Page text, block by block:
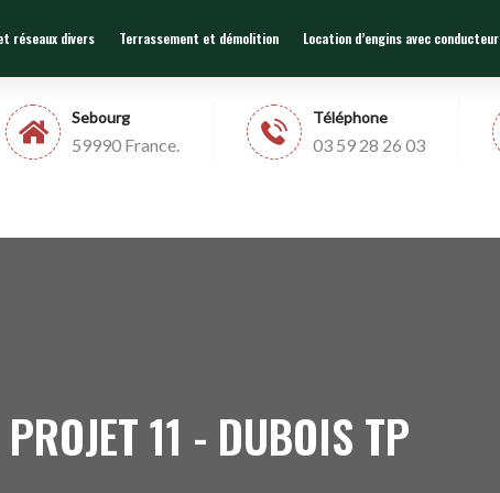
Sebourg
59990 France.
Téléphone
03 59 28 26 03
réseaux divers Terrassement et démolition Location d’engins avec conducteur
PROJET 11 - DUBOIS TP